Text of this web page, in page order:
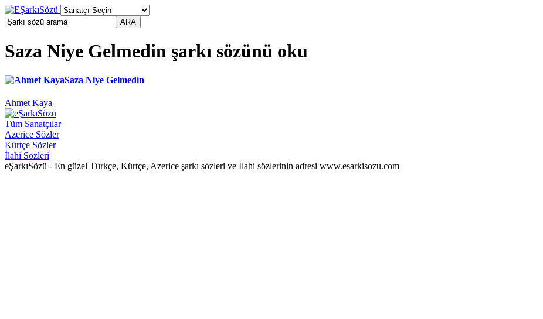
Saza Niye Gelmedin şarkı sözünü oku
Saza Niye Gelmedin
Ahmet Kaya
Tüm Sanatçılar
Azerice Sözler
Kürtçe Sözler
İlahi Sözleri
eŞarkıSözü - En güzel Türkçe, Kürtçe, Azerice şarkı sözleri ve İlahi sözlerinin adresi www.esarkisozu.com